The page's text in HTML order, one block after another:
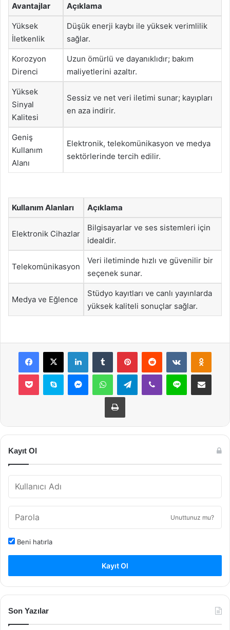
Avantajlar Açıklama
Yüksek
İletkenlik
Düşük enerji kaybı ile yüksek verimlilik
sağlar.
Korozyon
Direnci
Uzun ömürlü ve dayanıklıdır; bakım
maliyetlerini azaltır.
Yüksek
Sinyal
Kalitesi
Sessiz ve net veri iletimi sunar; kayıpları
en aza indirir.
Geniş
Kullanım
Alanı
Elektronik, telekomünikasyon ve medya
sektörlerinde tercih edilir.
Kullanım Alanları Açıklama
Elektronik Cihazlar
Bilgisayarlar ve ses sistemleri için
idealdir.
Telekomünikasyon
Veri iletiminde hızlı ve güvenilir bir
seçenek sunar.
Medya ve Eğlence
Stüdyo kayıtları ve canlı yayınlarda
yüksek kaliteli sonuçlar sağlar.
Facebook
X LinkedInTumblr PinterestReddit VKontakte
Pocket Skype MessengerWhatsAppTelegramViber Line E-Posta ile
Yazdır
Kayıt Ol
Unuttunuz mu?
Beni hatırla
Kayıt Ol
Son Yazılar